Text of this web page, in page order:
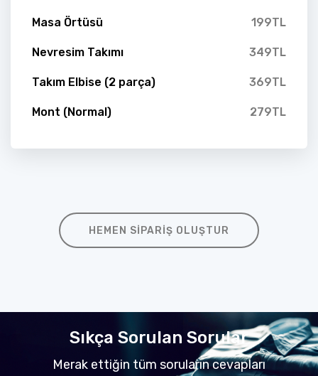
Masa Örtüsü 199TL
Nevresim Takımı 349TL
Takım Elbise (2 parça) 369TL
Mont (Normal) 279TL
HEMEN SIPARIŞ OLUŞTUR
Sıkça Sorulan Sorular
Merak ettiğin tüm soruların cevapları